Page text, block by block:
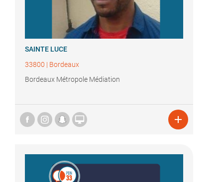
SAINTE LUCE
33800 | Bordeaux
Bordeaux Métropole Médiation
 